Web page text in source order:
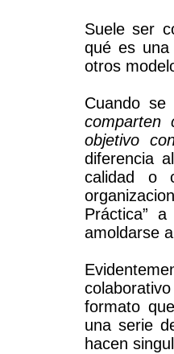
Suele ser
qué es
otros
Cuando
comparten
objetivo
diferencia
calidad o
Práctica”
amoldarse
formato
una serie
hacen